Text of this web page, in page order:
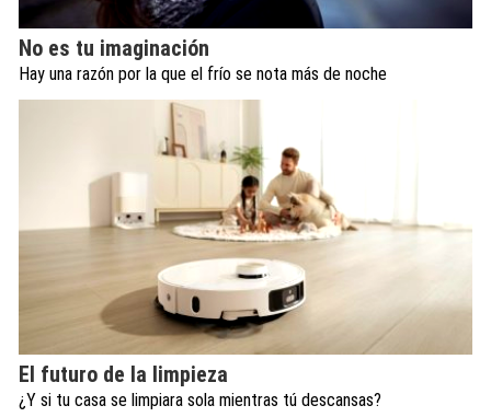
No es tu imaginación
Hay una razón por la que el frío se nota más de noche
El futuro de la limpieza
¿Y si tu casa se limpiara sola mientras tú descansas?